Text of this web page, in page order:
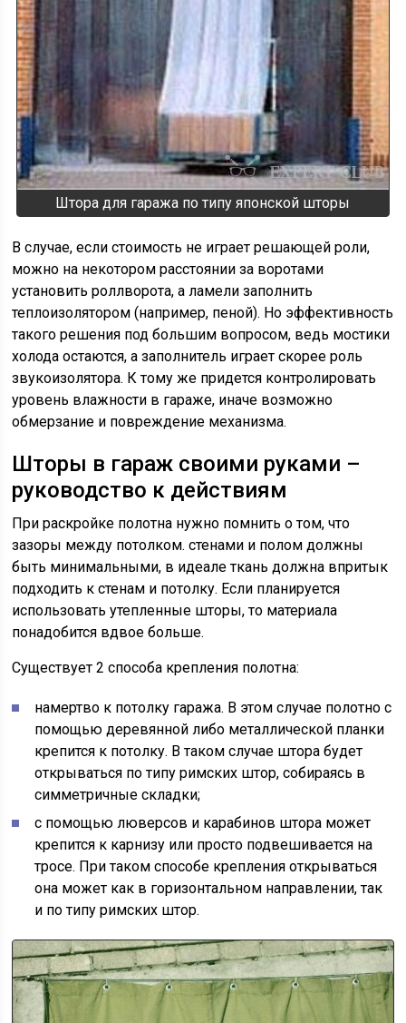
Штора для гаража по типу японской шторы
В случае, если стоимость не играет решающей роли,
можно на некотором расстоянии за воротами
установить роллворота, а ламели заполнить
теплоизолятором (например, пеной). Но эффективность
такого решения под большим вопросом, ведь мостики
холода остаются, а заполнитель играет скорее роль
звукоизолятора. К тому же придется контролировать
уровень влажности в гараже, иначе возможно
обмерзание и повреждение механизма.
Шторы в гараж своими руками –
руководство к действиям
При раскройке полотна нужно помнить о том, что
зазоры между потолком. стенами и полом должны
быть минимальными, в идеале ткань должна впритык
подходить к стенам и потолку. Если планируется
использовать утепленные шторы, то материала
понадобится вдвое больше.
Существует 2 способа крепления полотна:
намертво к потолку гаража. В этом случае полотно с
помощью деревянной либо металлической планки
крепится к потолку. В таком случае штора будет
открываться по типу римских штор, собираясь в
симметричные складки;
с помощью люверсов и карабинов штора может
крепится к карнизу или просто подвешивается на
тросе. При таком способе крепления открываться
она может как в горизонтальном направлении, так
и по типу римских штор.